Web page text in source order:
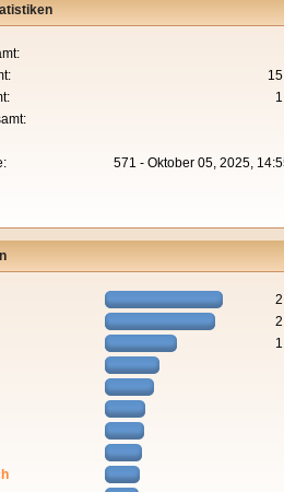
571 - Oktober 05, 2025,